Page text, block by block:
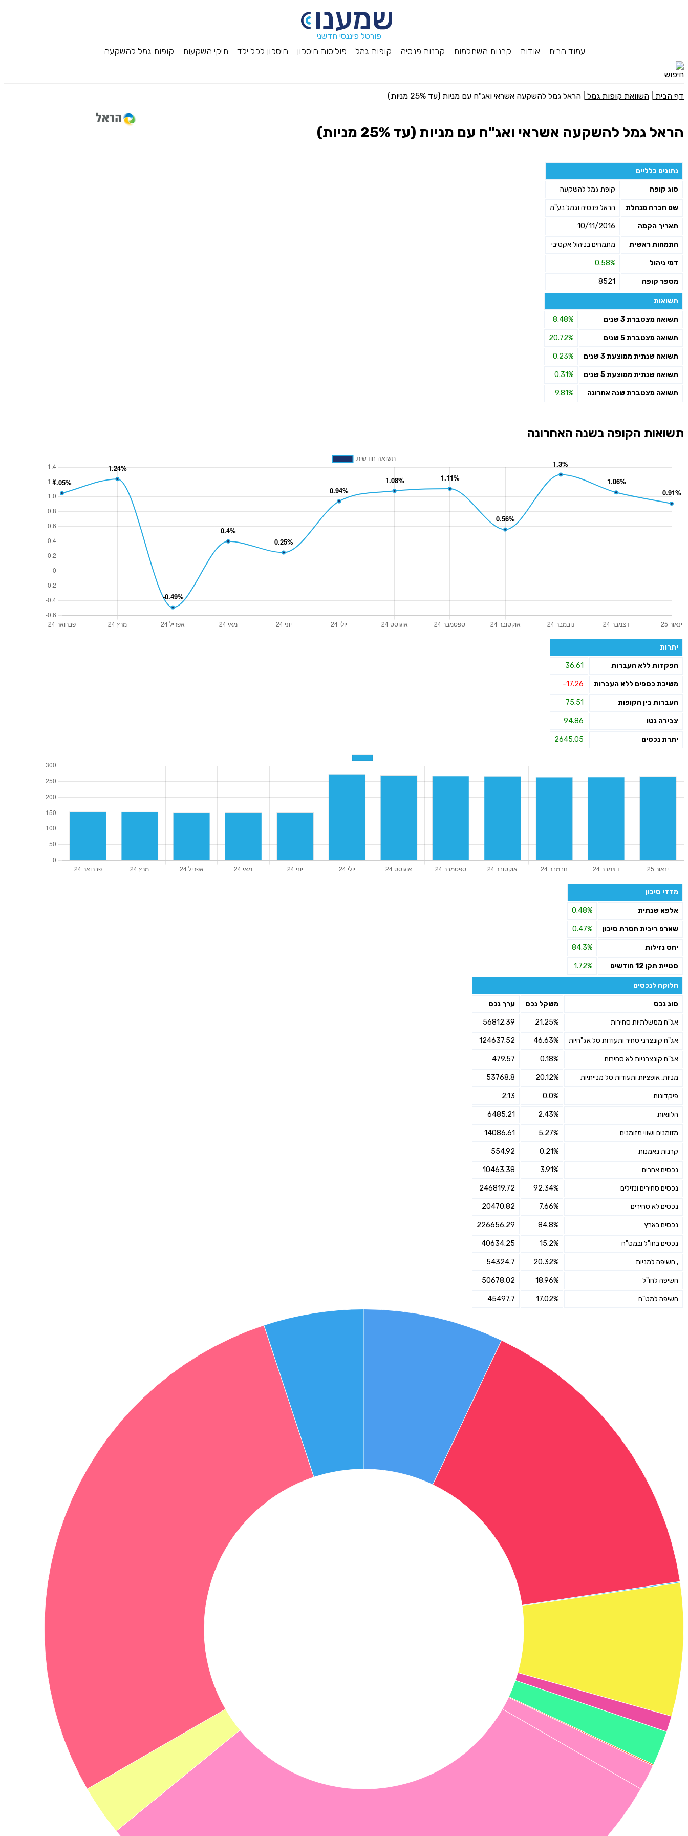
פורטל פיננסי חדשני
עמוד הבית אודות קרנות השתלמות קרנות פנסיה קופות גמל פוליסות חיסכון חיסכון לכל ילד תיקי השקעות קופות גמל להשקעה
דף הבית השוואת קופות גמל הראל גמל להשקעה אשראי ואג"ח עם מניות (עד 25% מניות)
הראל גמל להשקעה אשראי ואג"ח עם מניות (עד 25% מניות)
נתונים כלליים
סוג קופה קופת גמל להשקעה
שם חברה מנהלת הראל פנסיה וגמל בע"מ
תאריך הקמה 10/11/2016
התמחות ראשית מתמחים בניהול אקטיבי
דמי ניהול 0.58%
מספר קופה 8521
תשואות
תשואה מצטברת 3 שנים 8.48%
תשואה מצטברת 5 שנים 20.72%
תשואה שנתית ממוצעת 3 שנים 0.23%
תשואה שנתית ממוצעת 5 שנים 0.31%
תשואה מצטברת שנה אחרונה 9.81%
תשואות הקופה בשנה האחרונה
יתרות
הפקדות ללא העברות 36.61
משיכת כספים ללא העברות -17.26
העברות בין הקופות 75.51
צבירה נטו 94.86
יתרת נכסים 2645.05
מדדי סיכון
אלפא שנתית 0.48%
שארפ ריבית חסרת סיכון 0.47%
יחס נזילות 84.3%
סטיית תקן 12 חודשים 1.72%
חלוקה לנכסים
סוג נכס משקל נכס ערך נכס
אג"ח ממשלתיות סחירות 21.25%
56812.39
אג"ח קונצרני סחיר ותעודות סל אג"חיות 46.63%
124637.52
אג"ח קונצרניות לא סחירות 0.18%
479.57
מניות, אופציות ותעודות סל מנייתיות 20.12%
53768.8
פיקדונות 0.0%
2.13
הלוואות 2.43%
6485.21
מזומנים ושווי מזומנים 5.27%
14086.61
קרנות נאמנות 0.21%
554.92
נכסים אחרים 3.91%
10463.38
נכסים סחירים ונזילים 92.34%
246819.72
נכסים לא סחירים 7.66%
20470.82
נכסים בארץ 84.8%
226656.29
נכסים בחו"ל ובמט"ח 15.2%
40634.25
, חשיפה למניות 20.32%
54324.7
חשיפה לחו"ל 18.96%
50678.02
חשיפה למט"ח 17.02%
45497.7